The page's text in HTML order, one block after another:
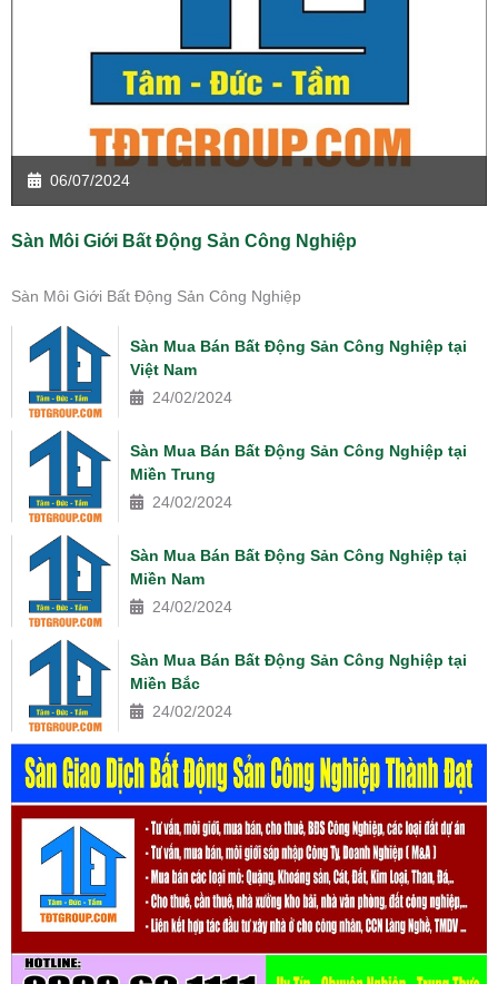
06/07/2024
Sàn Môi Giới Bất Động Sản Công Nghiệp
Sàn Môi Giới Bất Động Sản Công Nghiệp
Sàn Mua Bán Bất Động Sản Công Nghiệp tại
Việt Nam
24/02/2024
Sàn Mua Bán Bất Động Sản Công Nghiệp tại
Miền Trung
24/02/2024
Sàn Mua Bán Bất Động Sản Công Nghiệp tại
Miền Nam
24/02/2024
Sàn Mua Bán Bất Động Sản Công Nghiệp tại
Miền Bắc
24/02/2024